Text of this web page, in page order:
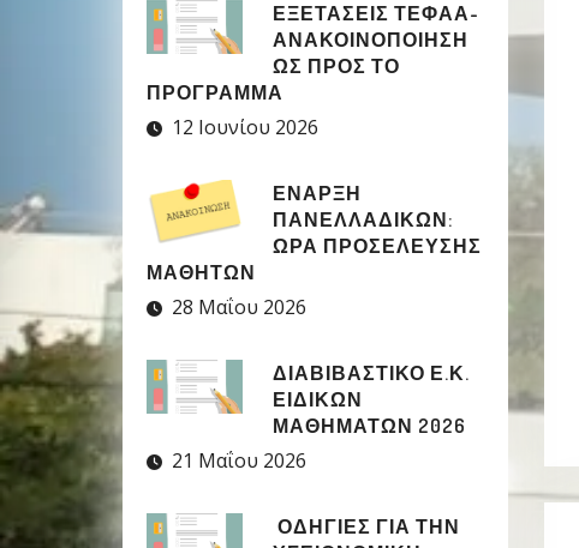
ΕΞΕΤΑΣΕΙΣ ΤΕΦΑΑ-
ΑΝΑΚΟΙΝΟΠΟΙΗΣΗ
ΩΣ ΠΡΟΣ ΤΟ
ΠΡΟΓΡΑΜΜΑ
12 Ιουνίου 2026
ΈΝΑΡΞΗ
ΠΑΝΕΛΛΑΔΙΚΏΝ:
ΏΡΑ ΠΡΟΣΈΛΕΥΣΗΣ
ΜΑΘΗΤΏΝ
28 Μαΐου 2026
ΔΙΑΒΙΒΑΣΤΙΚΟ Ε.Κ.
ΕΙΔΙΚΩΝ
ΜΑΘΗΜΑΤΩΝ 2026
21 Μαΐου 2026
ΟΔΗΓΙΕΣ ΓΙΑ ΤΗΝ